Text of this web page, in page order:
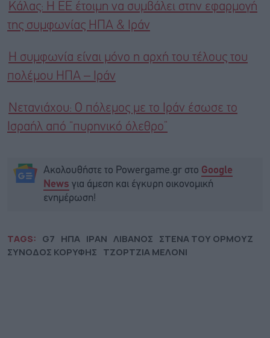
Κάλας: Η ΕΕ έτοιμη να συμβάλει στην εφαρμογή
της συμφωνίας ΗΠΑ & Ιράν
Η συμφωνία είναι μόνο η αρχή του τέλους του
πολέμου ΗΠΑ – Ιράν
Νετανιάχου: Ο πόλεμος με το Ιράν έσωσε το
Ισραήλ από “πυρηνικό όλεθρο”
Ακολουθήστε το Powergame.gr στο Google
News για άμεση και έγκυρη οικονομική
ενημέρωση!
TAGS: G7 ΗΠΑ ΙΡΑΝ ΛΙΒΑΝΟΣ ΣΤΕΝΑ ΤΟΥ ΟΡΜΟΥΖ
ΣΥΝΟΔΟΣ ΚΟΡΥΦΗΣ ΤΖΟΡΤΖΙΑ ΜΕΛΟΝΙ